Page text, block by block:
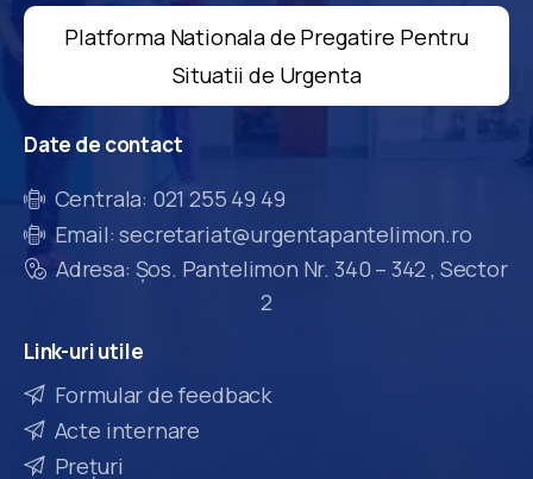
Platforma Nationala de Pregatire Pentru
Situatii de Urgenta
Date de contact
Centrala: 021 255 49 49
Email: secretariat@urgentapantelimon.ro
Adresa: Șos. Pantelimon Nr. 340 – 342 , Sector
2
Link-uriutile
Formular de feedback
Acte internare
Prețuri